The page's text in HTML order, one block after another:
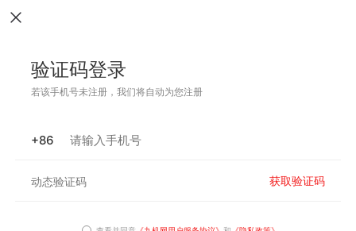
验证码登录
若该手机号未注册，我们将自动为您注册
+86
获取验证码